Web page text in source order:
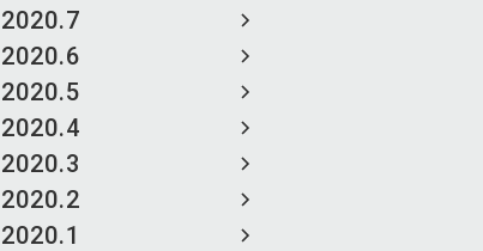
2020.7
2020.6
2020.5
2020.4
2020.3
2020.2
2020.1